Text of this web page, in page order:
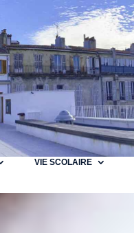
VIE SCOLAIRE